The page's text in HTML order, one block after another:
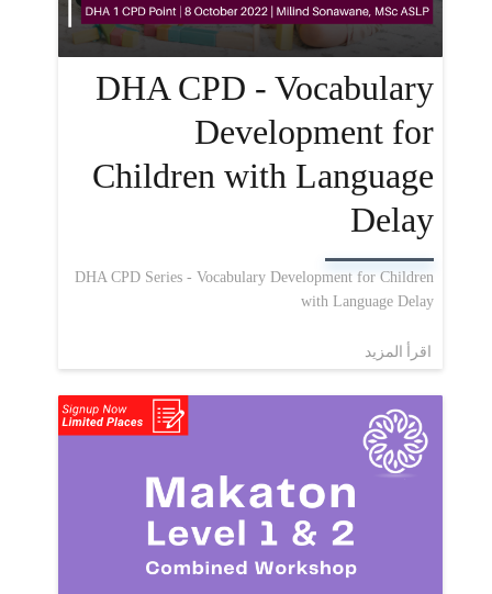
DHA CPD - Vocabulary
Development for
Children with Language
Delay
DHA CPD Series - Vocabulary Development for Children
with Language Delay
اقرأ المزيد